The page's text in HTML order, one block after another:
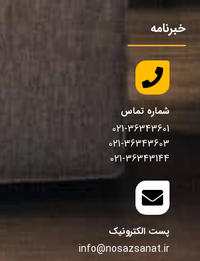
خبرنامه
شماره تماس
021-36343601
021-36343603
021-36343144
پست الکترونیک
info@nosazsanat.ir